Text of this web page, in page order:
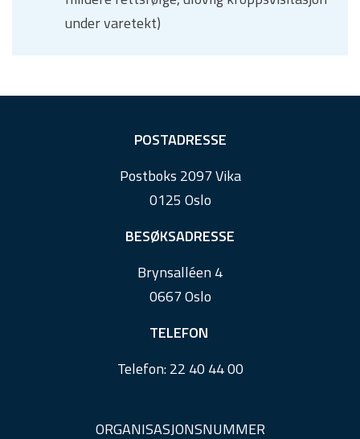
under varetekt)
POSTADRESSE
Postboks 2097 Vika
0125 Oslo
BESØKSADRESSE
Brynsalléen 4
0667 Oslo
TELEFON
Telefon:22 40 44 00
ORGANISASJONSNUMMER